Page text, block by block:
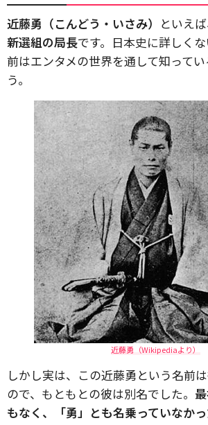
近藤勇（こんどう・いさみ） といえ
新選組の局長です。日本史に詳しく
前はエンタメの世界を通して知って
う。
近藤勇（Wikipediaより）
しかし実は、この近藤勇という名前
ので、もともとの彼は別名でした。
もなく、「勇」とも名乗っていなか